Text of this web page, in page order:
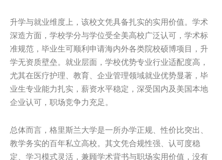
升学与就业维度上，该校文凭具备扎实的实用价值。学术
深造方面，学校学分与学位受全美高校广泛认可，学术标
准规范，毕业生可顺利申请海内外各类院校硕博项目，升
学无资质壁垒。就业层面，学校优势专业行业适配度高，
尤其在医疗护理、教育、企业管理领域就业优势显著，毕
业生专业能力扎实，薪资水平稳定，深受国内及美国本地
企业认可，职场竞争力充足。
总体而言，格里斯兰大学是一所办学正规、性价比突出、
教学务实的百年私立高校。其文凭合规性强、认可度稳
定、学习模式灵活，兼顾学术背书与职场实用价值，没有